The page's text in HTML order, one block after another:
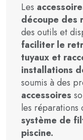
Les
découpe des
des outils et
faciliter le
tuyaux et
installations
soumis à des
accessoires
les réparations
système de
piscine.